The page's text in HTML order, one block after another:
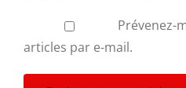
Prévenez-
articles par e-mail.